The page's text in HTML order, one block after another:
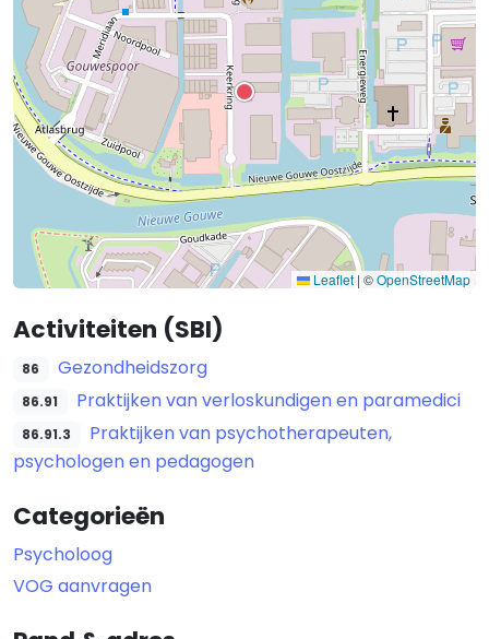
Leaflet | ©OpenStreetMap
Activiteiten (SBI)
86 Gezondheidszorg
86.91 Praktijken van verloskundigen en paramedici
86.91.3
Praktijken van psychotherapeuten,
psychologen en pedagogen
Categorieën
Psycholoog
VOG aanvragen